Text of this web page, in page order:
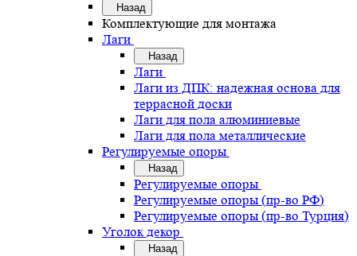
Назад
Комплектующие для монтажа
Лаги
Назад
Лаги
Лаги из ДПК: надежная основа для
террасной доски
Лаги для пола алюминиевые
Лаги для пола металлические
Регулируемые опоры
Назад
Регулируемые опоры
Регулируемые опоры (пр-во РФ)
Регулируемые опоры (пр-во Турция)
Уголок декор
Назад